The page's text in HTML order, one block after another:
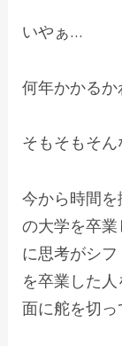
いやぁ…
何年かかる
そもそもそん
今から時間
の大学を卒
に思考がシ
を卒業した
面に舵を切っ